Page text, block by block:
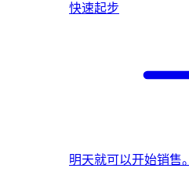
快速起步
明天就可以开始销售。